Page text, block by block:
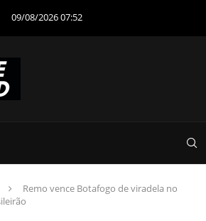
09/08/2026 07:52
Remo vence Botafogo de viradela no